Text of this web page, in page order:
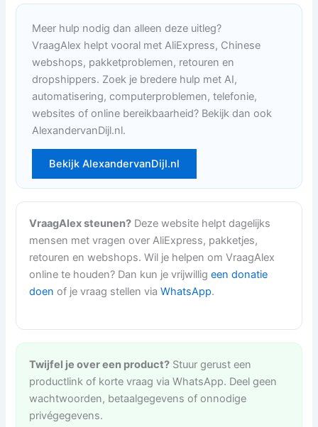
Meer hulp nodig dan alleen deze uitleg?
VraagAlex helpt vooral met AliExpress, Chinese
webshops, pakketproblemen, retouren en
dropshippers. Zoek je bredere hulp met AI,
automatisering, computerproblemen, telefonie,
websites of online bereikbaarheid? Bekijk dan ook
AlexandervanDijl.nl.
Bekijk AlexandervanDijl.nl
VraagAlex steunen? Deze website helpt dagelijks
mensen met vragen over AliExpress, pakketjes,
retouren en webshops. Wil je helpen om VraagAlex
online te houden? Dan kun je vrijwilligeen donatie
doen of je vraag stellen viaWhatsApp.
Twijfel je over een product? Stuur gerust een
productlink of korte vraag via WhatsApp. Deel geen
wachtwoorden, betaalgegevens of onnodige
privégegevens.